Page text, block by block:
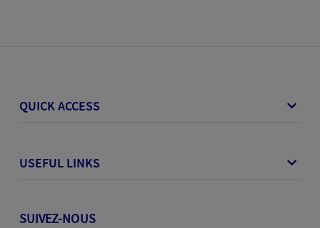
QUICK ACCESS
USEFUL LINKS
SUIVEZ-NOUS